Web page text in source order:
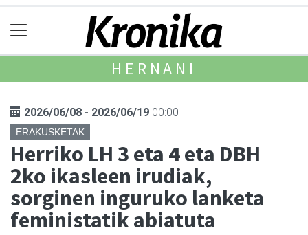
HERNANI
2026/06/08 - 2026/06/19 00:00
ERAKUSKETAK
Herriko LH 3 eta 4 eta DBH
2ko ikasleen irudiak,
sorginen inguruko lanketa
feministatik abiatuta